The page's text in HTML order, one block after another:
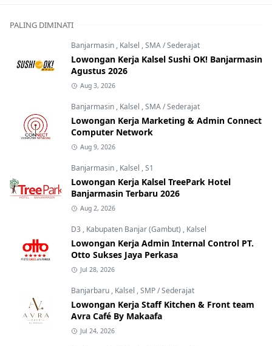
PALING DIMINATI
Banjarmasin , Kalsel ,SMA / Sederajat
Lowongan Kerja Kalsel Sushi OK! Banjarmasin
Agustus 2026
Aug 3, 2026
Banjarmasin , Kalsel ,SMA / Sederajat
Lowongan Kerja Marketing & Admin Connect
Computer Network
Aug 9, 2026
Banjarmasin , Kalsel ,S1
Lowongan Kerja Kalsel TreePark Hotel
Banjarmasin Terbaru 2026
Aug 2, 2026
D3 , Kabupaten Banjar (Gambut) , Kalsel
Lowongan Kerja Admin Internal Control PT.
Otto Sukses Jaya Perkasa
Jul 28, 2026
Banjarbaru , Kalsel ,SMP / Sederajat
Lowongan Kerja Staff Kitchen & Front team
Avra Café By Makaafa
Jul 24, 2026